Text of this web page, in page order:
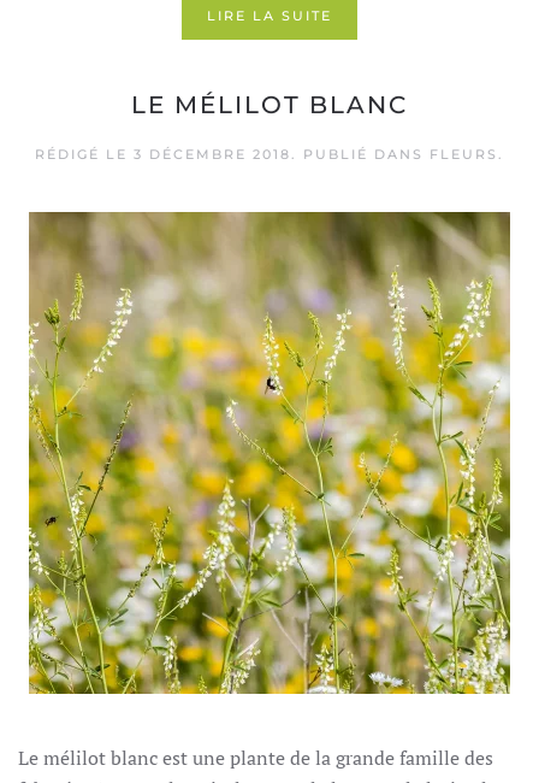
LIRE LA SUITE
LE MÉLILOT BLANC
RÉDIGÉ LE 3 DÉCEMBRE 2018. PUBLIÉ DANS FLEURS .
Le mélilot blanc est une plante de la grande famille des